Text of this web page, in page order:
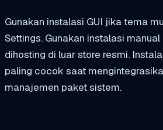
Gunakan instalasi GUI jika tema
Settings. Gunakan instalasi
dihosting di luar store resmi.
paling cocok saat
manajemen paket sistem.